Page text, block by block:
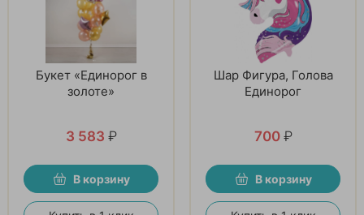
Букет «Единорог в
золоте»
3 583 ₽
В корзину
Шар Фигура, Голова
Единорог
700 ₽
В корзину